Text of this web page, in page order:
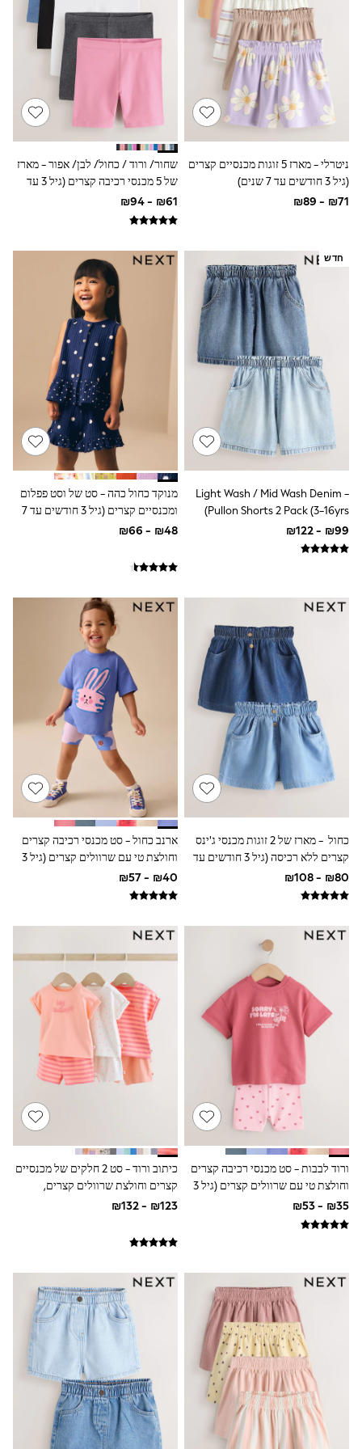
Dresses
Jeans
Jumpsuits & Playsuits
Knitwear
Loungewear
Nightwear & Pyjamas
Pants & Leggings
Occasion & Party
Schoolwear
Sets & Outfits
Shirts & Blouses
Shorts & Skirts
Sportswear
Sweatshirts & Hoodies
Tracksuits
The Pink Edit
Fruit Prints
Holiday Shop
Flower Girl & Bridesmaid Outfits
Toy Story
THE SET
Shop All Footwear
Sandals & Clogs
Baby & Toddler
Boots
Half Sizes
School Shoes
Slippers
Wellies
Tops
Dresses
Summer Dresses
Occasion and Party Dresses
Floral Dresses
Sequin Dresses
Short Sleeve Dresses
Longsleeve Dresses
100% Cotton Dresses
Gilets
Hooded
Parkas
Puffers
Shackets
Dresses
T-Shirts
Leggings
Pants
Multipack Leggings
Multipack T-Shirts
Multipack Sleepsuits
Multipack Socks & Tights
Multipack Underwear
All Underwear
New In
Pyjamas
Socks & Tights
All T-Shirts
Long Sleeve
Short Sleeve
Plain T-Shirts
Multipacks
Top & Short Sets
Top & Legging Sets
Baker by Ted Baker
Lipsy
River Island
JoJo Maman Bebe
adidas
smALLSAINTS
Shop all
Bluey
Disney
Paw Patrol
ניטרלי - מארז 5 זוגות מכנסיים קצרים
(גיל 3 חודשים עד 7 שנים)
שחור/ ורוד / כחול/ לבן/ אפור - מארז
של 5 מכנסי רכיבה קצרים (גיל 3 עד
16)
חדש
Light Wash / Mid Wash Denim -
Pullon Shorts 2 Pack (3-16yrs)
מנוקד כחול כהה - סט של וסט פפלום
ומכנסיים קצרים (גיל 3 חודשים עד 7
שנים)
כחול - מארז של 2 זוגות מכנסי ג'ינס
קצרים ללא רכיסה (גיל 3 חודשים עד
10 שנים)
ארנב כחול - סט מכנסי רכיבה קצרים
וחולצת טי עם שרוולים קצרים (גיל 3
חודשים עד 7)
ורוד לבבות - סט מכנסי רכיבה קצרים
וחולצת טי עם שרוולים קצרים (גיל 3
חודשים עד 7)
כיתוב ורוד - סט 2 חלקים של מכנסיים
קצרים וחולצת שרוולים קצרים,
תינוקות (גיל 0 חודשים עד 6 שנים)